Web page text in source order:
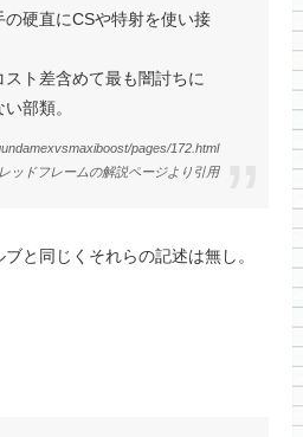
の硬直にCSや特射を使い接
ト差含めて最も闇討ちに
部類。
pages/172.html
ッドフレームの解説ページより引用
と同じくそれらの記述は無し。